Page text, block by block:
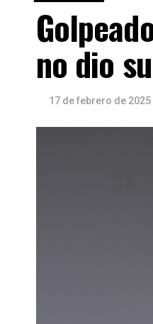
no dio
17 de febrero de 2025